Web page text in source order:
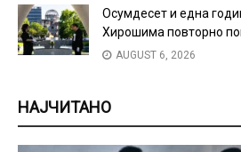
Осумдесет и една
Хирошима повторно
AUGUST 6, 2026
НАЈЧИТАНО